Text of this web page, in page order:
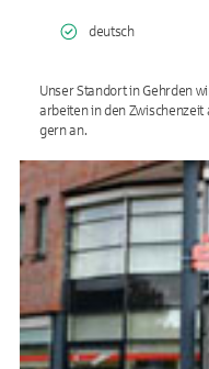
deutsch
Unser Standort in Gehrden
arbeiten in den Zwischenzeit
gern an.